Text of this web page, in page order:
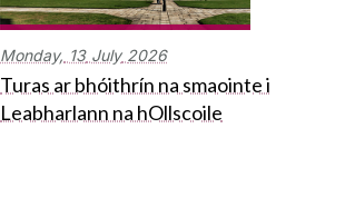
Monday, 13 July 2026
Turas ar bhóithrín na smaointe i
Leabharlann na hOllscoile